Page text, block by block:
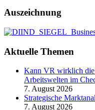
Auszeichnung
Aktuelle Themen
Kann VR wirklich die
Arbeitswelten im
7. August 2026
Strategische
7. August 2026